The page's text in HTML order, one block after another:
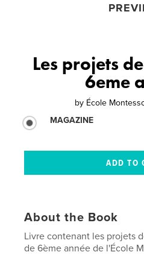
Les projets
6eme
by École
MAGAZINE
About the Book
Livre contenant les projets
de 6ème année de l'École